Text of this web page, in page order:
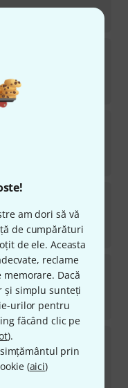
am dori să vă
de cumpărături
de ele. Aceasta
reclame
Dacă
și simplu sunteți
urilor pentru
făcând clic pe
).
prin
(aici)